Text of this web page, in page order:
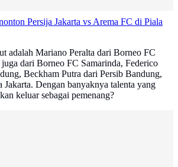
Persija Jakarta vs Arema FC di Piala
adalah Mariano Peralta dari Borneo FC
dari Borneo FC Samarinda, Federico
Beckham Putra dari Persib Bandung,
Jakarta. Dengan banyaknya talenta yang
keluar sebagai pemenang?